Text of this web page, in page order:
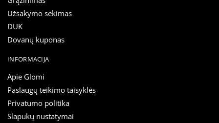
Užsakymo sekimas
DUK
Dovanų kuponas
INFORMACIJA
Apie Glomi
Paslaugų teikimo taisyklės
Privatumo politika
Slapukų nustatymai